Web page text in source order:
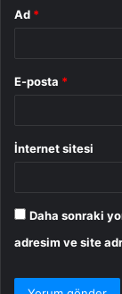
Ad *
E-posta *
İnternet sitesi
Daha sonraki
adresim ve site